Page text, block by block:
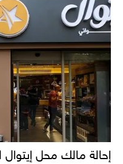
إحالة مالك محل إيتوال